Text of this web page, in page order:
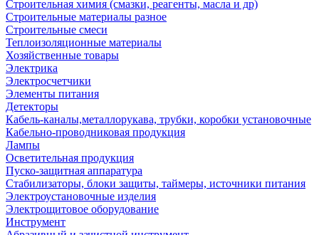
Строительная химия (смазки, реагенты, масла и др)
Строительные материалы разное
Строительные смеси
Теплоизоляционные материалы
Хозяйственные товары
Электрика
Электросчетчики
Элементы питания
Детекторы
Кабель-каналы,металлорукава, трубки, коробки установочные
Кабельно-проводниковая продукция
Лампы
Осветительная продукция
Пуско-защитная аппаратура
Стабилизаторы, блоки защиты, таймеры, источники питания
Электроустановочные изделия
Электрощитовое оборудование
Инструмент